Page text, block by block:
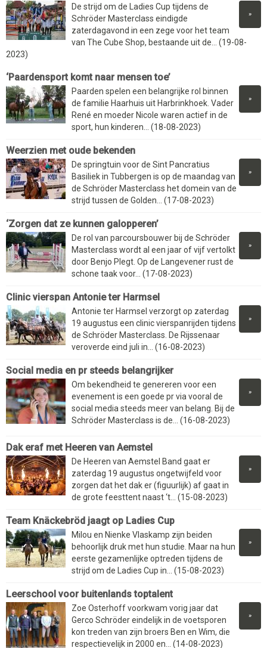
»
De strijd om de Ladies Cup tijdens de
Schröder Masterclass eindigde
zaterdagavond in een zege voor het team
van The Cube Shop, bestaande uit de... (19-08-
2023)
‘Paardensport komt naar mensen toe’
»
Paarden spelen een belangrijke rol binnen
de familie Haarhuis uit Harbrinkhoek. Vader
René en moeder Nicole waren actief in de
sport, hun kinderen... (18-08-2023)
Weerzien met oude bekenden
»
De springtuin voor de Sint Pancratius
Basiliek in Tubbergen is op de maandag van
de Schröder Masterclass het domein van de
strijd tussen de Golden... (17-08-2023)
‘Zorgen dat ze kunnen galopperen’
»
De rol van parcoursbouwer bij de Schröder
Masterclass wordt al een jaar of vijf vertolkt
door Benjo Plegt. Op de Langevener rust de
schone taak voor... (17-08-2023)
Clinic vierspan Antonie ter Harmsel
»
Antonie ter Harmsel verzorgt op zaterdag
19 augustus een clinic vierspanrijden tijdens
de Schröder Masterclass. De Rijssenaar
veroverde eind juli in... (16-08-2023)
Social media en pr steeds belangrijker
»
Om bekendheid te genereren voor een
evenement is een goede pr via vooral de
social media steeds meer van belang. Bij de
Schröder Masterclass is de... (16-08-2023)
Dak eraf met Heeren van Aemstel
»
De Heeren van Aemstel Band gaat er
zaterdag 19 augustus ongetwijfeld voor
zorgen dat het dak er (figuurlijk) af gaat in
de grote feesttent naast ‘t... (15-08-2023)
Team Knäckebröd jaagt op Ladies Cup
»
Milou en Nienke Vlaskamp zijn beiden
behoorlijk druk met hun studie. Maar na hun
eerste gezamenlijke optreden tijdens de
strijd om de Ladies Cup in... (15-08-2023)
Leerschool voor buitenlands toptalent
»
Zoe Osterhoff voorkwam vorig jaar dat
Gerco Schröder eindelijk in de voetsporen
kon treden van zijn broers Ben en Wim, die
respectievelijk in 2000 en... (14-08-2023)